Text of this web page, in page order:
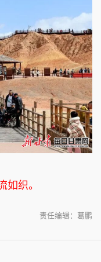
如织。
责任编辑：葛鹏